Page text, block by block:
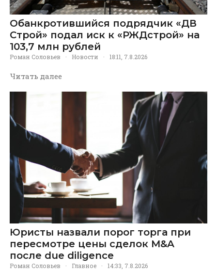
Обанкротившийся подрядчик «ДВ
Строй» подал иск к «РЖДстрой» на
103,7 млн рублей
Роман Соловьев · Новости · 18:11, 7.8.2026
Читать далее
Юристы назвали порог торга при
пересмотре цены сделок M&A
после due diligence
Роман Соловьев · Главное · 14:33, 7.8.2026